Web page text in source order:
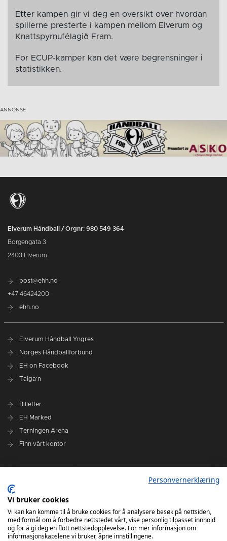
Etter kampen gir vi deg en oversikt over hvordan
spillerne presterte i kampen mellom Elverum og
Knattspyrnufélagið Fram.
For ECUP-kamper kan det være begrensninger i
statistikken.
Elverum Håndball / Orgnr: 980 549 364
Borgengata 3
2403 Elverum
post@ehh.no
+47 46424200
ehh.no
Elverum Håndball Yngres
Norges Håndballforbund
EH on Facebook
Taiga'n
Billetter
EH Marked
Terningen Arena
Finn vårt kontor
Administrasjonen i Elverum Håndball
Styre og utvalg
VARSLINGSRUTINER FOR ELVERUM HÅNDBALL
Personvernerklæring
Vi bruker cookies
Vi kan kan komme til å bruke cookies for å analysere besøk på nettsiden,
med formål om å forbedre nettstedet vårt, vise personlig tilpasset innhold
og for å gi deg en flott nettstedopplevelse. For mer informasjon om
informasjonskapslene vi bruker, åpne innstillingene.